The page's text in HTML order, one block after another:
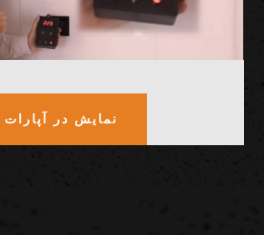
نمایش در آپارات